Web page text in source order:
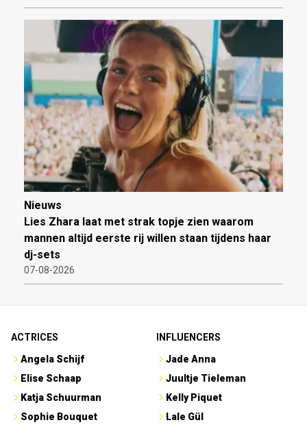
Nieuws
Lies Zhara laat met strak topje zien waarom
mannen altijd eerste rij willen staan tijdens haar
dj-sets
07-08-2026
ACTRICES
Angela Schijf
Elise Schaap
Katja Schuurman
Sophie Bouquet
INFLUENCERS
Jade Anna
Juultje Tieleman
Kelly Piquet
Lale Gül